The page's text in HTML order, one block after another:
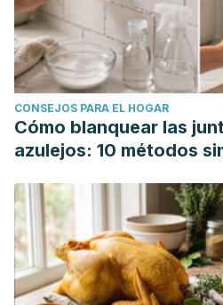
CONSEJOS PARA EL HOGAR
Cómo blanquear las
azulejos: 10 métodos